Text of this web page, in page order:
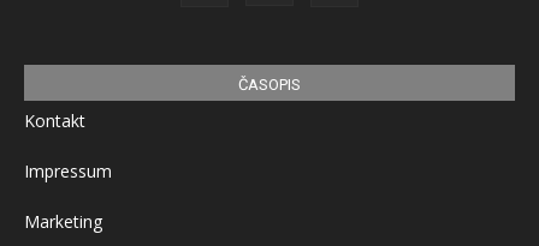
ČASOPIS
Kontakt
Impressum
Marketing